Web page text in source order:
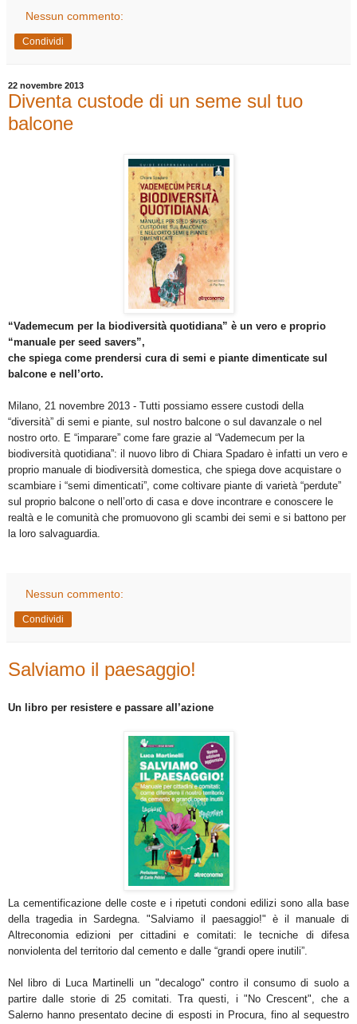
Nessun commento:
Condividi
22 novembre 2013
Diventa custode di un seme sul tuo
balcone
“Vademecum per la biodiversità quotidiana” è un vero e proprio
“manuale per seed savers”,
che spiega come prendersi cura di semi e piante dimenticate sul
balcone e nell’orto.
Milano, 21 novembre 2013 - Tutti possiamo essere custodi della
“diversità” di semi e piante, sul nostro balcone o sul davanzale o nel
nostro orto. E “imparare” come fare grazie al “Vademecum per la
biodiversità quotidiana”: il nuovo libro di Chiara Spadaro è infatti un vero e
proprio manuale di biodiversità domestica, che spiega dove acquistare o
scambiare i “semi dimenticati”, come coltivare piante di varietà “perdute”
sul proprio balcone o nell’orto di casa e dove incontrare e conoscere le
realtà e le comunità che promuovono gli scambi dei semi e si battono per
la loro salvaguardia.
Nessun commento:
Condividi
Salviamo il paesaggio!
Un libro per resistere e passare all’azione
La cementificazione delle coste e i ripetuti condoni edilizi sono alla base
della tragedia in Sardegna. "Salviamo il paesaggio!" è il manuale di
Altreconomia edizioni per cittadini e comitati: le tecniche di difesa
nonviolenta del territorio dal cemento e dalle “grandi opere inutili”.
Nel libro di Luca Martinelli un "decalogo" contro il consumo di suolo a
partire dalle storie di 25 comitati. Tra questi, i "No Crescent", che a
Salerno hanno presentato decine di esposti in Procura, fino al sequestro